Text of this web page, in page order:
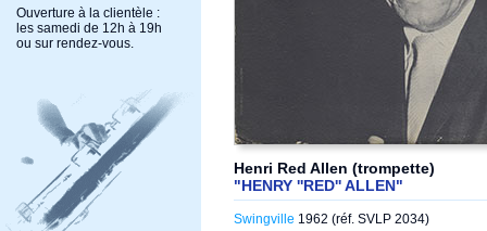
Ouverture à la clientèle :
les samedi de 12h à 19h
ou sur rendez-vous.
Henri Red Allen (trompette)
"HENRY ''RED'' ALLEN"
Swingville 1962 (réf. SVLP 2034)